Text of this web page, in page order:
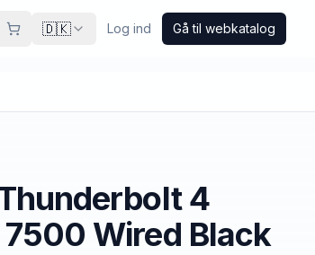
🇩🇰 Log ind Gå til webkatalog
4
Wired Black